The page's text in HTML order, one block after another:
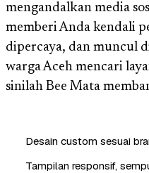
mengandalkan media
memberi Anda kendali
dipercaya, dan muncul
warga Aceh mencari
sinilah Bee Mata
Desain custom sesuai
Tampilan responsif,